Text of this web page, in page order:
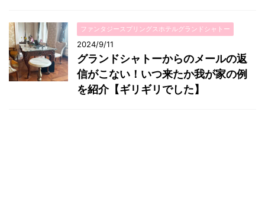
ファンタジースプリングスホテルグランドシャトー
2024/9/11
グランドシャトーからのメールの返
信がこない！いつ来たか我が家の例
を紹介【ギリギリでした】